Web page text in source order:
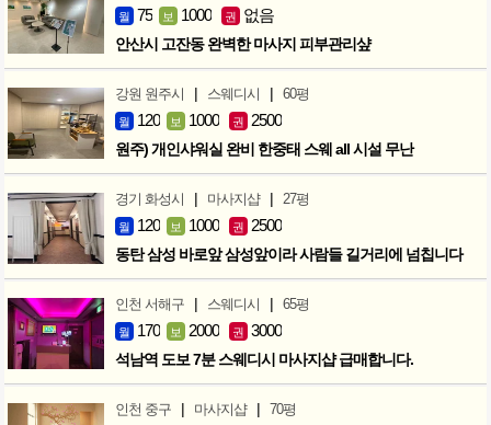
월 75 보 1000 권 없음
안산시 고잔동 완벽한 마사지 피부관리샾
강원 원주시 | 스웨디시 | 60평
월 120 보 1000 권 2500
원주) 개인샤워실 완비 한중태 스웨 all 시설 무난
경기 화성시 | 마사지샵 | 27평
월 120 보 1000 권 2500
동탄 삼성 바로앞 삼성앞이라 사람들 길거리에 넘칩니다
인천 서해구 | 스웨디시 | 65평
월 170 보 2000 권 3000
석남역 도보 7분 스웨디시 마사지샵 급매합니다.
인천 중구 | 마사지샵 | 70평